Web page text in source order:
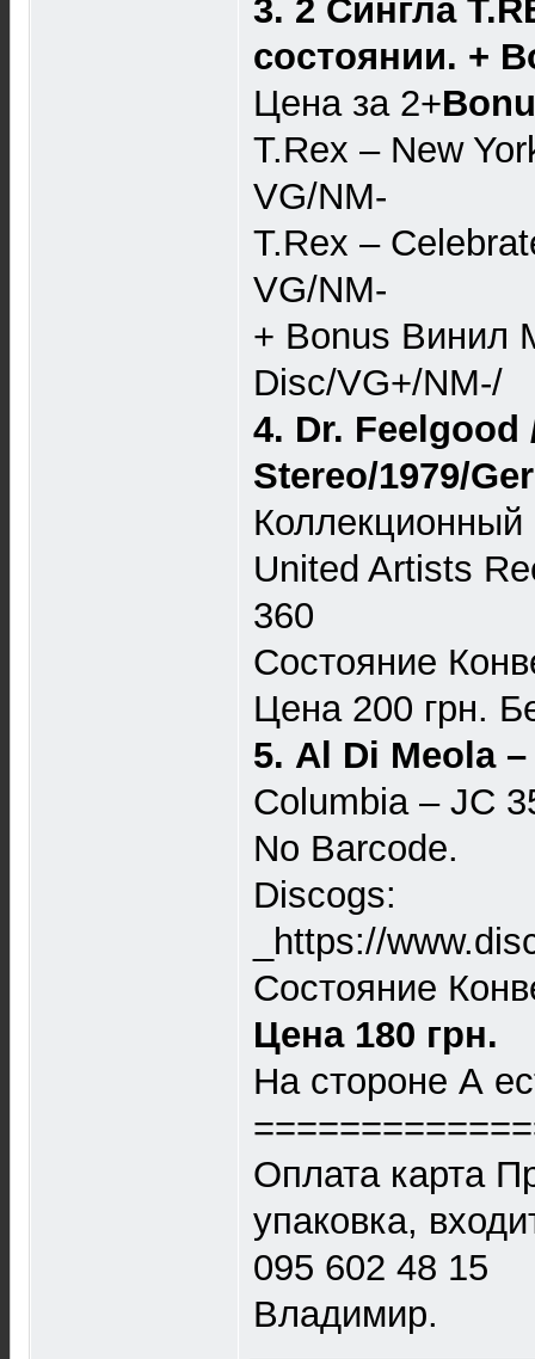
3. 2 Сингла
состоянии. +
Цена за 2+
T.Rex – New
VG/NM-
T.Rex –
VG/NM-
+ Bonus Винил
Disc/VG+/NM-/
4. Dr.
Stereo/1979/
Коллекционный
United Artists
360
Состояние
Цена 200 грн.
5. Al Di Meola
Columbia ‎– JC
No Barcode.
Discogs:
_https://
Состояние
Цена 180 грн.
На стороне А
Оплата карта
упаковка,
095 602 48 15
Владимир.